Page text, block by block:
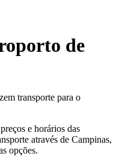
de
transporte para o
e horários das
através de Campinas,
opções.